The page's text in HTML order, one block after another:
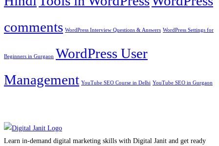
comments WordPress Interview Questions & Answers WordPress Settings for
Beginners in Gurgaon WordPress User
Management YouTube SEO Course in Delhi YouTube SEO in Gurgaon
Learn in-demand digital marketing skills with Digital Janit and get ready